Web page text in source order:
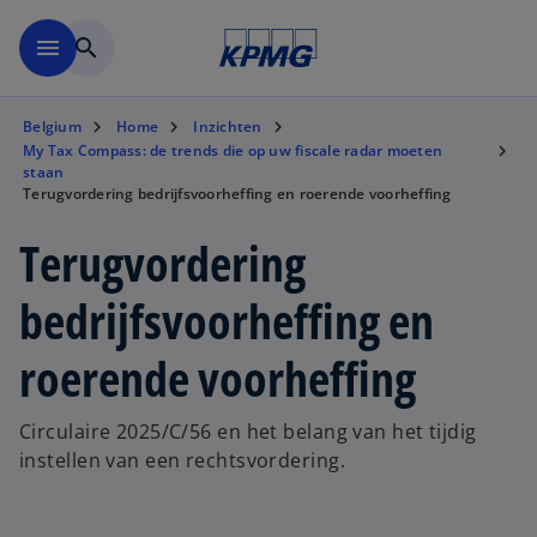
menu search
Belgium Home
Inzichten
My Tax Compass: de trends die op uw fiscale radar moeten
staan
Terugvordering bedrijfsvoorheffing en roerende voorheffing
Terugvordering
bedrijfsvoorheffing en
roerende voorheffing
Circulaire 2025/C/56 en het belang van het tijdig
instellen van een rechtsvordering.